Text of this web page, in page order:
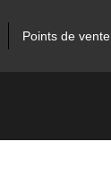
Points de vente